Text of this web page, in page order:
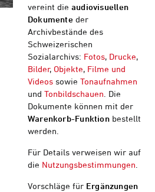
vereint die audiovisuellen
Dokumente der
Archivbestände des
Schweizerischen
Sozialarchivs: Fotos, Drucke,
Bilder, Objekte, Filme und
Videossowie Tonaufnahmen
und Tonbildschauen . Die
Dokumente können mit der
Warenkorb-Funktionbestellt
werden.
Für Details verweisen wir auf
die Nutzungsbestimmungen
Vorschläge für Ergänzungen